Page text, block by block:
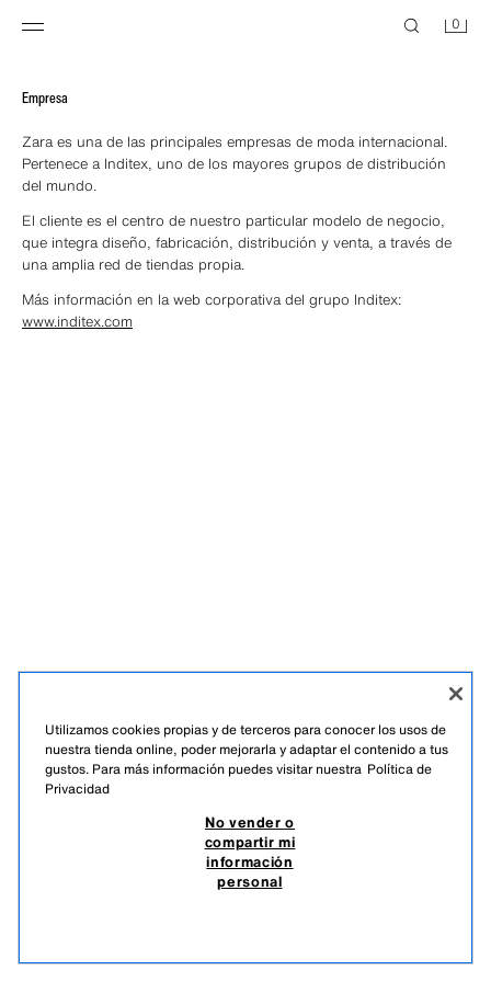
0
Empresa
Zara es una de las principales empresas de moda internacional.
Pertenece a Inditex, uno de los mayores grupos de distribución
del mundo.
El cliente es el centro de nuestro particular modelo de negocio,
que integra diseño, fabricación, distribución y venta, a través de
una amplia red de tiendas propia.
Más información en la web corporativa del grupo Inditex:
www.inditex.com
NO VENDER O COMPARTIR MI INFORMACIÓN PERSONAL
BOTÓN DE ARREPENTIMIENTO
MUJER / + INFO /
ESPAÑOL ENGLISH
Utilizamos cookies propias y de terceros para conocer los usos de
nuestra tienda online, poder mejorarla y adaptar el contenido a tus
gustos. Para más información puedes visitar nuestra Política de
Privacidad
No vender o
compartir mi
información
personal